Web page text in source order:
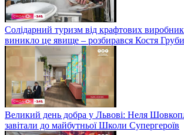
Солідарний туризм від крафтових
виникло це явище – розбирався Костя
Великий день добра у Львові: Неля
завітали до майбутньої Школи Супергероїв